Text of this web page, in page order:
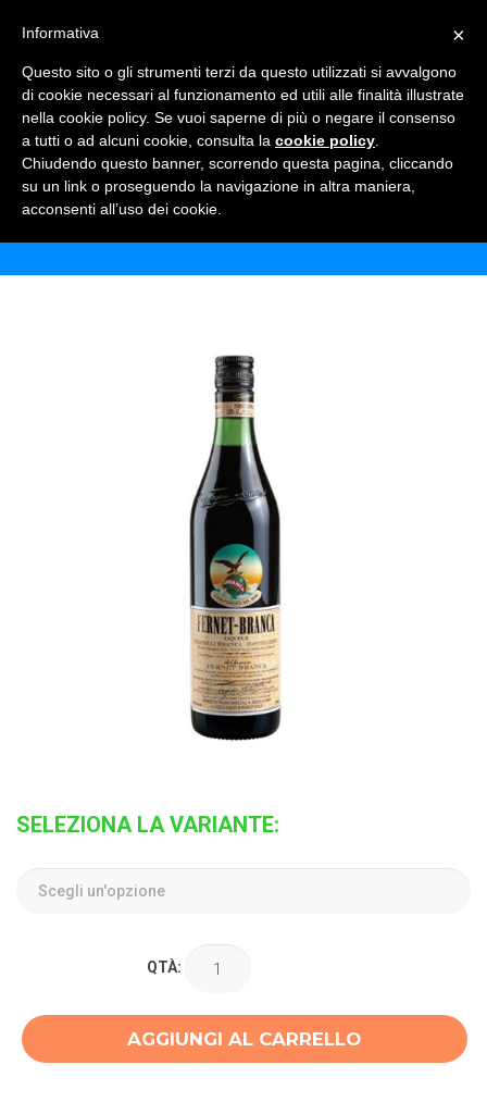
FERNET BRANCA
Home Shop
SELEZIONA LA VARIANTE:
QTÀ:
AGGIUNGI AL CARRELLO
×
Informativa
Questo sito o gli strumenti terzi da questo utilizzati si avvalgono
di cookie necessari al funzionamento ed utili alle finalità illustrate
nella cookie policy. Se vuoi saperne di più o negare il consenso
a tutti o ad alcuni cookie, consulta la cookie policy
Chiudendo questo banner, scorrendo questa pagina, cliccando
su un link o proseguendo la navigazione in altra maniera,
acconsenti all’uso dei cookie.